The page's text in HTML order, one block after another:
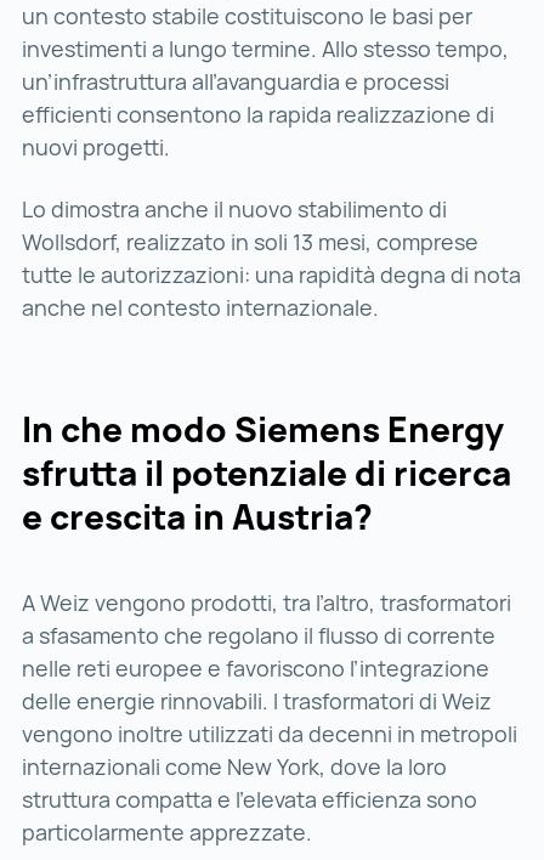
un contesto stabile costituiscono le basi per
investimenti a lungo termine. Allo stesso tempo,
un’infrastruttura all’avanguardia e processi
efficienti consentono la rapida realizzazione di
nuovi progetti.
Lo dimostra anche il nuovo stabilimento di
Wollsdorf, realizzato in soli 13 mesi, comprese
tutte le autorizzazioni: una rapidità degna di nota
anche nel contesto internazionale.
In che modo Siemens Energy
sfrutta il potenziale di ricerca
e crescita in Austria?
A Weiz vengono prodotti, tra l’altro, trasformatori
a sfasamento che regolano il flusso di corrente
nelle reti europee e favoriscono l’integrazione
delle energie rinnovabili. I trasformatori di Weiz
vengono inoltre utilizzati da decenni in metropoli
internazionali come New York, dove la loro
struttura compatta e l'elevata efficienza sono
particolarmente apprezzate.